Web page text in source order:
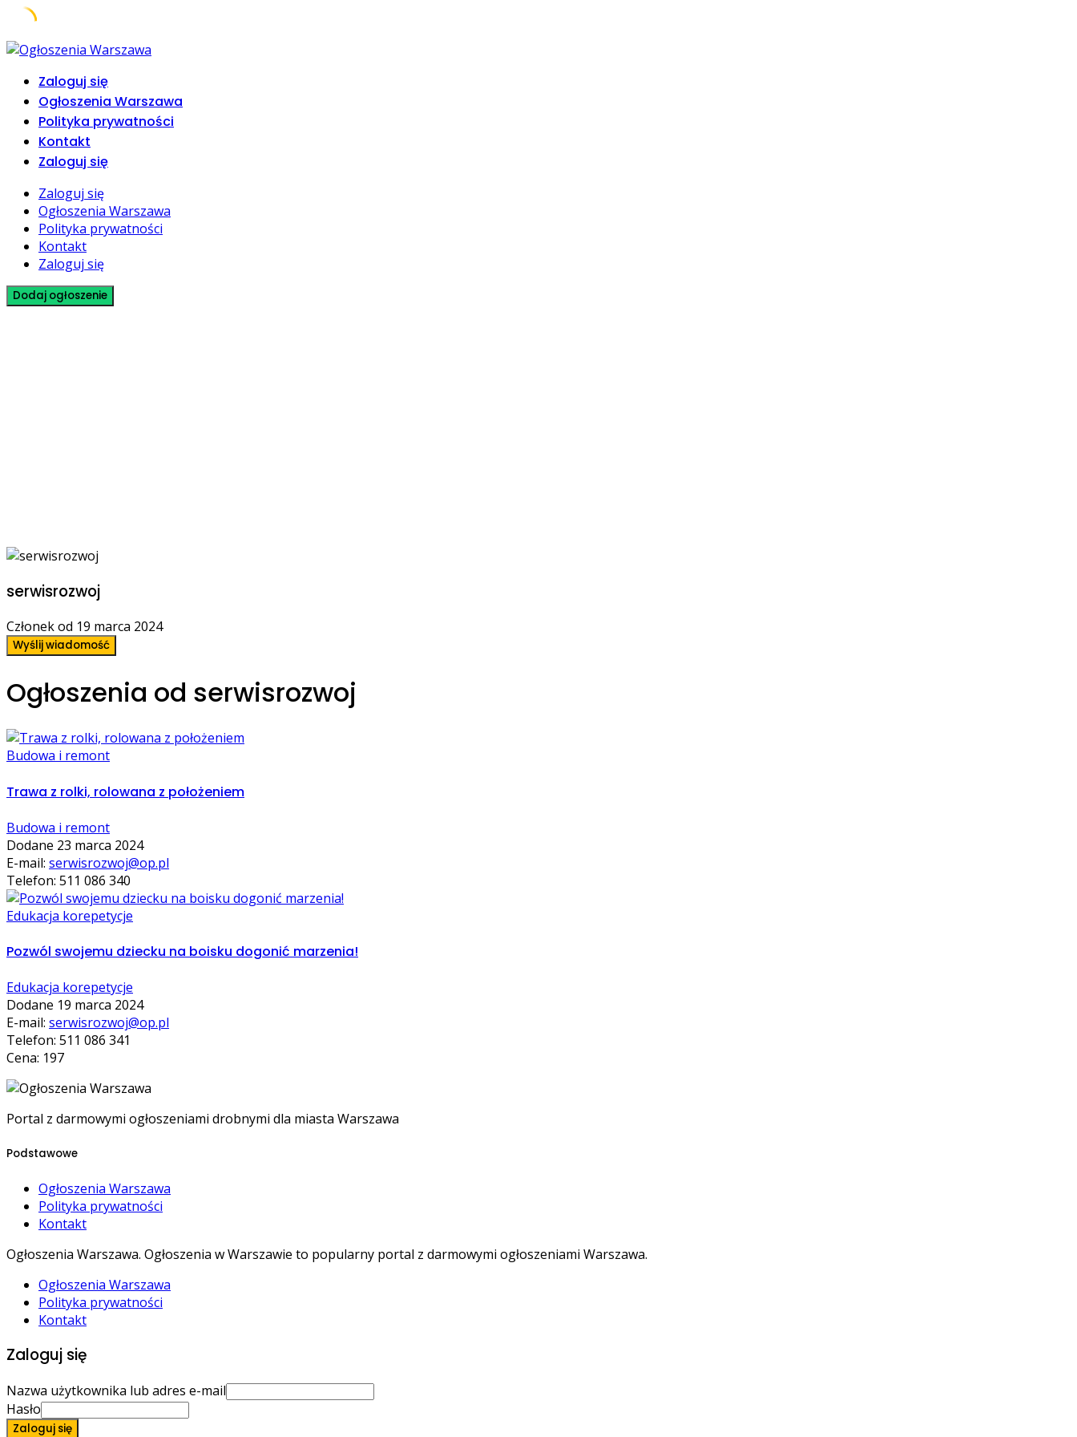
Skip
contentZaloguj się
Ogłoszenia Warszawa
Polityka prywatności
Kontakt
Zaloguj się
Zaloguj się
Ogłoszenia Warszawa
Polityka prywatności
Kontakt
Zaloguj się
Dodaj ogłoszenie
serwisrozwoj
Członek od 19 marca 2024
Wyślij wiadomość
Ogłoszenia od serwisrozwoj
Budowa i remont
Trawa z rolki, rolowana z położeniem
Budowa i remont
Dodane 23 marca 2024
E-mail: serwisrozwoj@op.pl
Telefon: 511 086 340
Edukacja korepetycje
Pozwól swojemu dziecku na boisku dogonić marzenia!
Edukacja korepetycje
Dodane 19 marca 2024
E-mail: serwisrozwoj@op.pl
Telefon: 511 086 341
Cena: 197
Portal z darmowymi ogłoszeniami drobnymi dla miasta Warszawa
Podstawowe
Ogłoszenia Warszawa
Polityka prywatności
Kontakt
Ogłoszenia Warszawa. Ogłoszenia w Warszawie to popularny portal z darmowymi ogłoszeniami Warszawa.
Ogłoszenia Warszawa
Polityka prywatności
Kontakt
Zaloguj się
Nazwa użytkownika lub adres e-mail
Hasło
Zaloguj się